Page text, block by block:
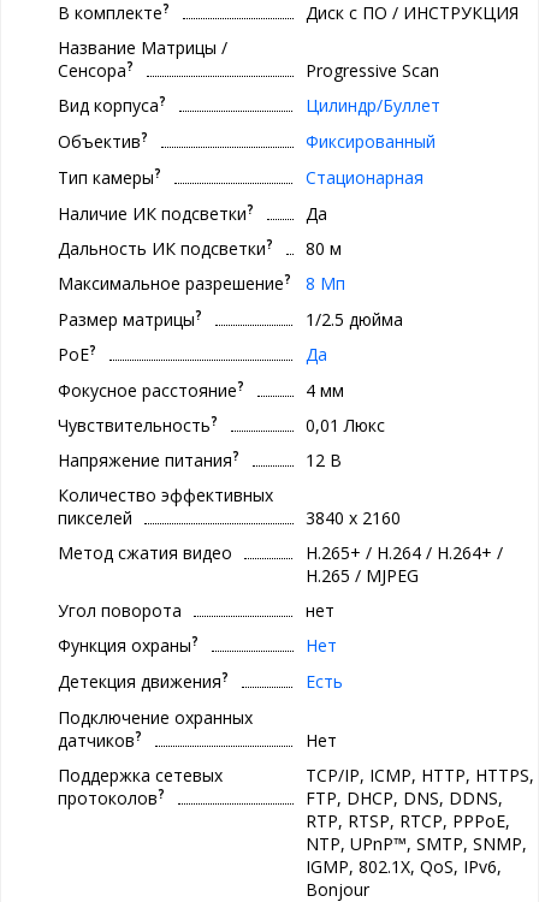
В комплекте?
Диск с ПО / ИНСТРУКЦИЯ
Название Матрицы /
Сенсора?
Progressive Scan
Вид корпуса?
Цилиндр/Буллет
Объектив?
Фиксированный
Тип камеры?
Стационарная
Наличие ИК подсветки?
Да
Дальность ИК подсветки?
80 м
Максимальное разрешение?
8 Мп
Размер матрицы?
1/2.5 дюйма
PoE?
Да
Фокусное расстояние?
4 мм
Чувствительность?
0,01 Люкс
Напряжение питания?
12 В
Количество эффективных
пикселей
3840 х 2160
Метод сжатия видео
H.265+ / H.264 / H.264+ /
H.265 / MJPEG
Угол поворота
нет
Функция охраны?
Нет
Детекция движения?
Есть
Подключение охранных
датчиков?
Нет
Поддержка сетевых
протоколов?
TCP/IP, ICMP, HTTP, HTTPS,
FTP, DHCP, DNS, DDNS,
RTP, RTSP, RTCP, PPPoE,
NTP, UPnP™, SMTP, SNMP,
IGMP, 802.1X, QoS, IPv6,
Bonjour